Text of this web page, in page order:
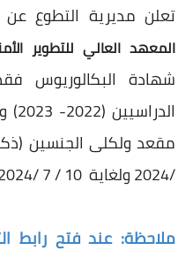
تعلن مديرية التطوع
المعهد العالي للتطوير
شهادة البكالوريوس
/2024 ولغاية 10 / 7 /2024).
ملاحظة: عند فتح رابط